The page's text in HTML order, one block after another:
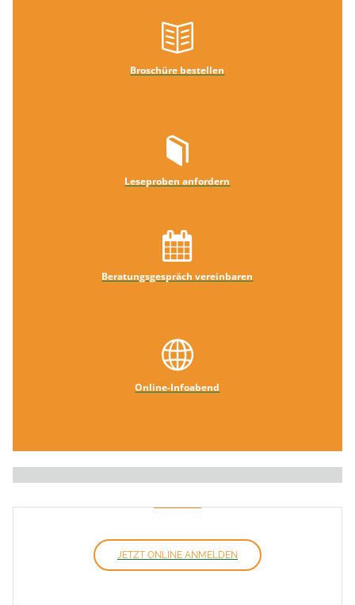
Broschüre bestellen
Leseproben anfordern
Beratungsgespräch vereinbaren
Online-Infoabend
JETZT ONLINE ANMELDEN